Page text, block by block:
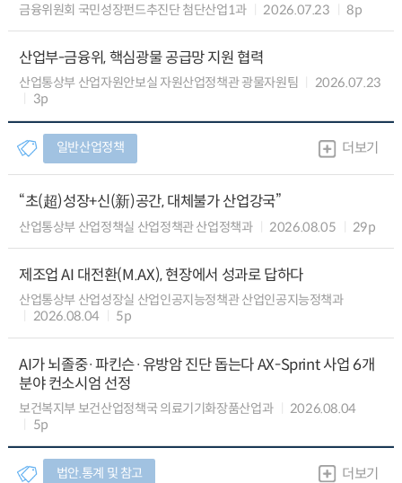
금융위원회 국민성장펀드추진단 첨단산업1과 2026.07.23 8p
산업부-금융위, 핵심광물 공급망 지원 협력
산업통상부 산업자원안보실 자원산업정책관 광물자원팀
2026.07.23
3p
일반산업정책 더보기
“초(超)성장+신(新)공간, 대체불가 산업강국”
산업통상부 산업정책실 산업정책관 산업정책과 2026.08.05 29p
제조업 AI 대전환(M.AX), 현장에서 성과로 답하다
산업통상부 산업성장실 산업인공지능정책관 산업인공지능정책과
2026.08.04
5p
AI가 뇌졸중·파킨슨·유방암 진단 돕는다 AX-Sprint 사업 6개
분야 컨소시엄 선정
보건복지부 보건산업정책국 의료기기화장품산업과
2026.08.04
5p
법안.통계 및 참고 더보기